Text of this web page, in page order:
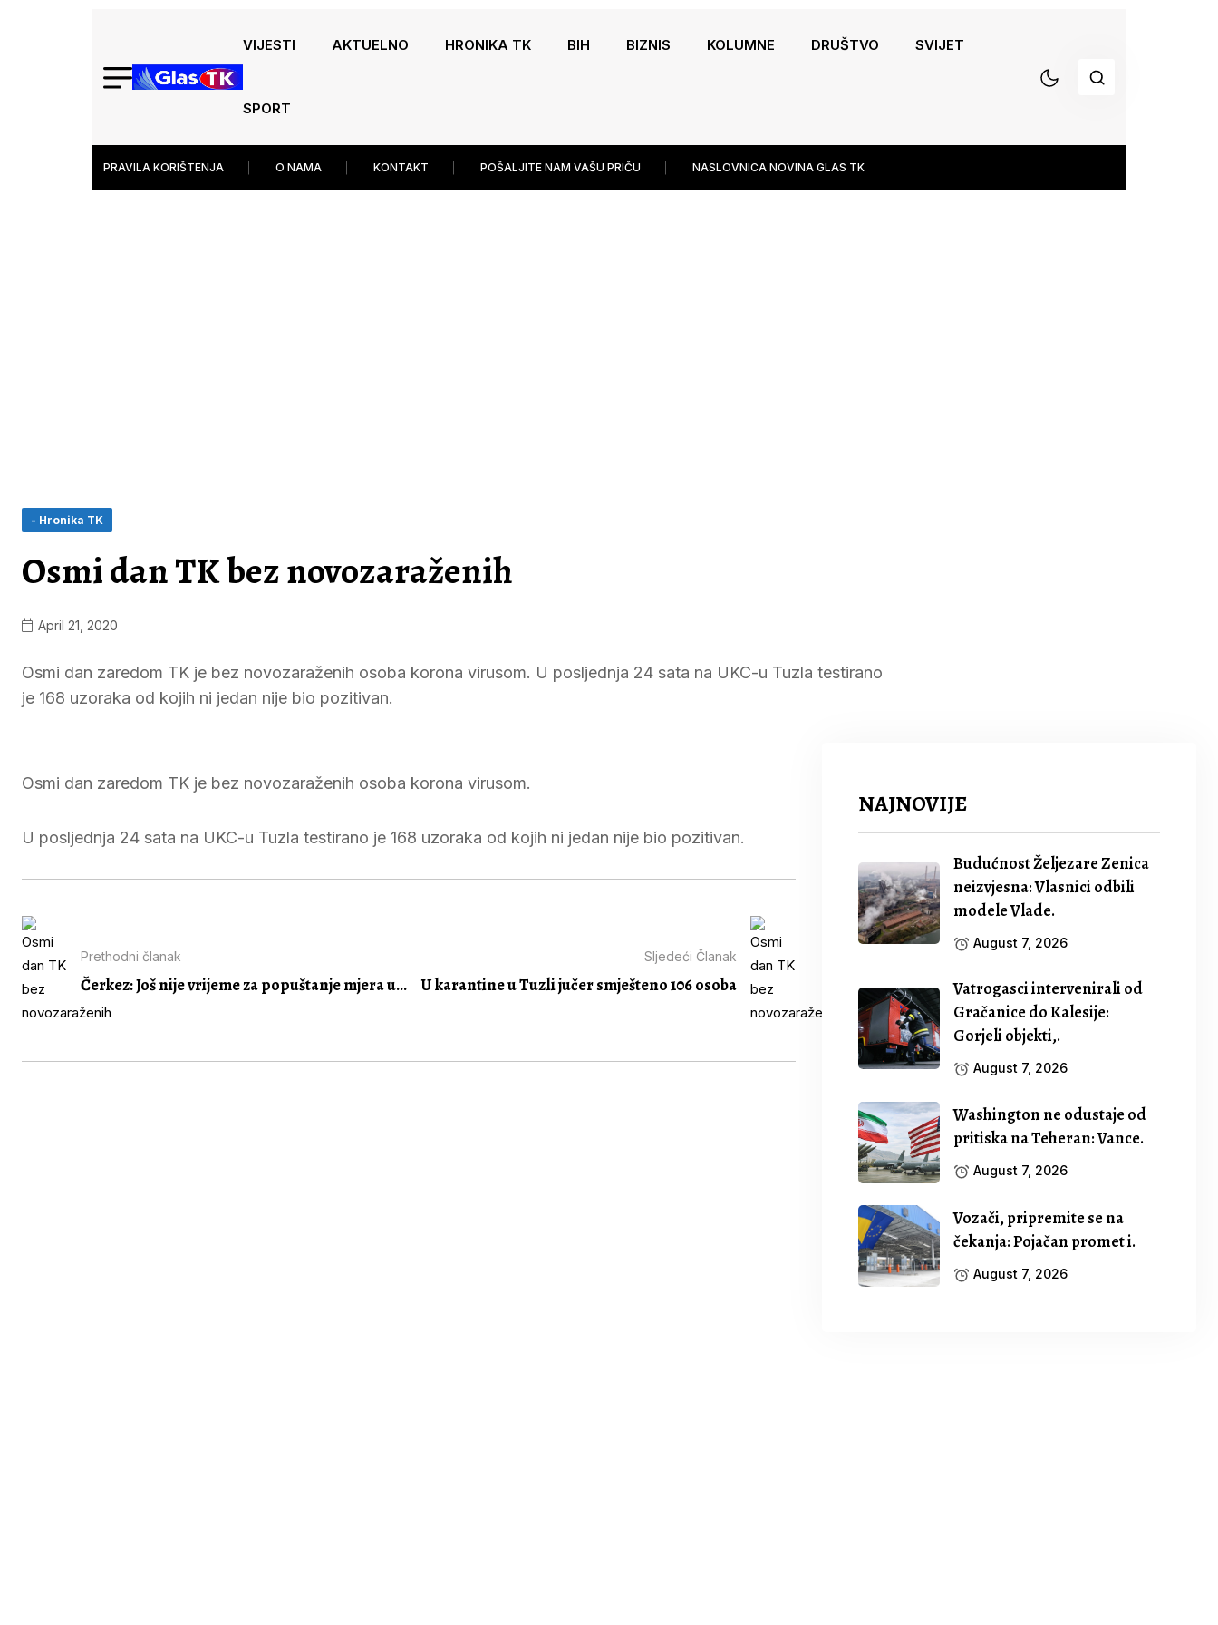
VIJESTI AKTUELNO HRONIKA TK BIH BIZNIS KOLUMNE DRUŠTVO SVIJET
SPORT
PRAVILA KORIŠTENJA O NAMA KONTAKT POŠALJITE NAM VAŠU PRIČU NASLOVNICA NOVINA GLAS TK
- Hronika TK
Osmi dan TK bez novozaraženih
April 21, 2020
Osmi dan zaredom TK je bez novozaraženih osoba korona virusom. U posljednja 24 sata na UKC-u Tuzla testirano
je 168 uzoraka od kojih ni jedan nije bio pozitivan.
Osmi dan zaredom TK je bez novozaraženih osoba korona virusom.
U posljednja 24 sata na UKC-u Tuzla testirano je 168 uzoraka od kojih ni jedan nije bio pozitivan.
Prethodni članak
Čerkez: Još nije vrijeme za popuštanje mjera u...
Sljedeći Članak
U karantine u Tuzli jučer smješteno 106 osoba
NAJNOVIJE
Budućnost Željezare Zenica
neizvjesna: Vlasnici odbili
modele Vlade.
August 7, 2026
Vatrogasci intervenirali od
Gračanice do Kalesije:
Gorjeli objekti,.
August 7, 2026
Washington ne odustaje od
pritiska na Teheran: Vance.
August 7, 2026
Vozači, pripremite se na
čekanja: Pojačan promet i.
August 7, 2026